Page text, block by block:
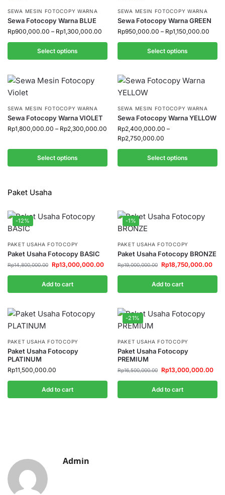
SEWA MESIN FOTOCOPY WARNA
Sewa Fotocopy Warna BLUE
Rp900,000.00 – Rp1,300,000.00
Select options
SEWA MESIN FOTOCOPY WARNA
Sewa Fotocopy Warna GREEN
Rp950,000.00 – Rp1,150,000.00
Select options
SEWA MESIN FOTOCOPY WARNA
Sewa Fotocopy Warna VIOLET
Rp1,800,000.00 – Rp2,300,000.00
Select options
SEWA MESIN FOTOCOPY WARNA
Sewa Fotocopy Warna YELLOW
Rp2,400,000.00 –
Rp2,750,000.00
Select options
Paket Usaha
-12%
PAKET USAHA FOTOCOPY
Paket Usaha Fotocopy BASIC
Rp14,800,000.00 Rp13,000,000.00
Add to cart
-1%
PAKET USAHA FOTOCOPY
Paket Usaha Fotocopy BRONZE
Rp19,000,000.00 Rp18,750,000.00
Add to cart
PAKET USAHA FOTOCOPY
Paket Usaha Fotocopy
PLATINUM
Rp11,500,000.00
Add to cart
-21%
PAKET USAHA FOTOCOPY
Paket Usaha Fotocopy
PREMIUM
Rp16,500,000.00 Rp13,000,000.00
Add to cart
Admin